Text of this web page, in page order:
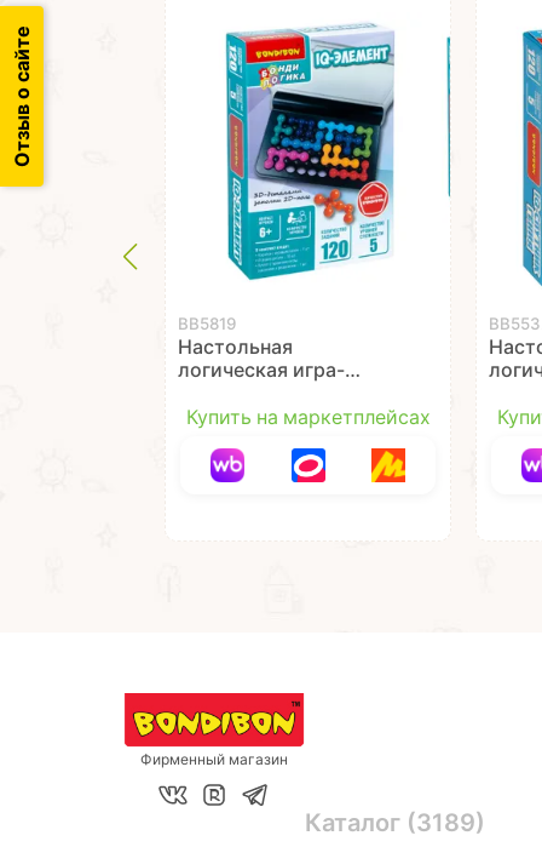
ВВ5819
Настольная
логическая игра-
ЭЛЕМЕНТ",
БондиЛогика
Bondibon
Купить на маркетплейсах
Отзыв о сайте
Фирменный магазин
Каталог (3189)